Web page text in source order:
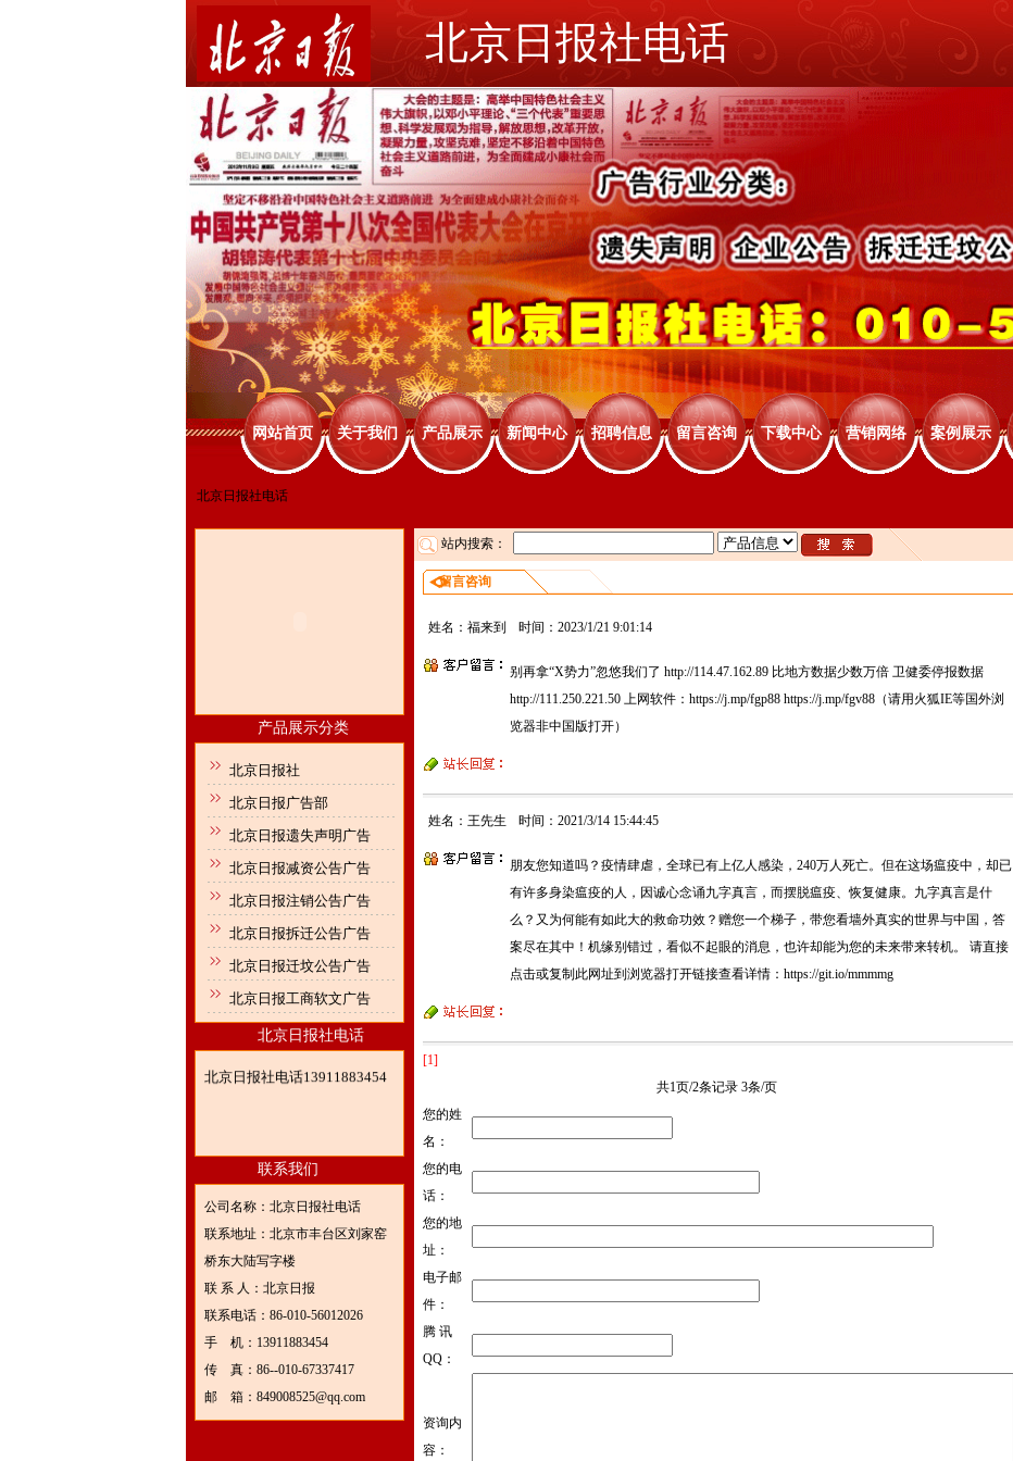
北京日报社电话
网站首页 关于我们 产品展示 新闻中心 招聘信息 留言咨询 下载中心 营销网络 案例展示
北京日报社电话
产品展示分类
北京日报社
北京日报广告部
北京日报遗失声明广告
北京日报减资公告广告
北京日报注销公告广告
北京日报拆迁公告广告
北京日报迁坟公告广告
北京日报工商软文广告
北京日报社电话
北京日报社电话13911883454
联系我们
公司名称：北京日报社电话
联系地址：北京市丰台区刘家窑
桥东大陆写字楼
联 系 人：北京日报
联系电话：86-010-56012026
手 机：13911883454
传 真：86--010-67337417
邮 箱：849008525@qq.com
站内搜索：
留言咨询
姓名：福来到 时间：2023/1/21 9:01:14
别再拿“X势力”忽悠我们了 http://114.47.162.89 比地方数据少数万倍 卫健委停报数据
http://111.250.221.50 上网软件：https://j.mp/fgp88 https://j.mp/fgv88（请用火狐IE等国外浏
览器非中国版打开）
姓名：王先生 时间：2021/3/14 15:44:45
朋友您知道吗？疫情肆虐，全球已有上亿人感染，240万人死亡。但在这场瘟疫中，却已
有许多身染瘟疫的人，因诚心念诵九字真言，而摆脱瘟疫、恢复健康。九字真言是什
么？又为何能有如此大的救命功效？赠您一个梯子，带您看墙外真实的世界与中国，答
案尽在其中！机缘别错过，看似不起眼的消息，也许却能为您的未来带来转机。 请直接
点击或复制此网址到浏览器打开链接查看详情：https://git.io/mmmmg
[1]
共1页/2条记录 3条/页
您的姓
名：
您的电
话：
您的地
址：
电子邮
件：
腾 讯
QQ：
资询内
容：